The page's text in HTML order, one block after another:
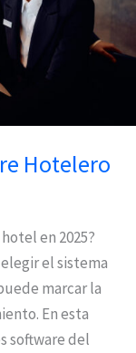
Hotelero
en 2025?
el sistema
marcar la
En esta
software del